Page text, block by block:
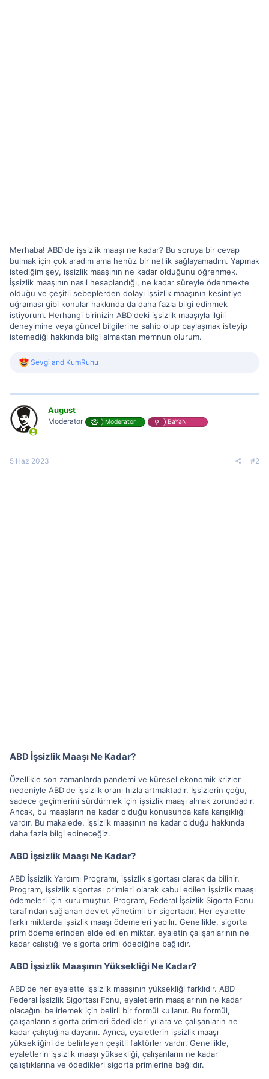
Merhaba! ABD'de işsizlik maaşı ne kadar? Bu soruya bir cevap
bulmak için çok aradım ama henüz bir netlik sağlayamadım. Yapmak
istediğim şey, işsizlik maaşının ne kadar olduğunu öğrenmek.
İşsizlik maaşının nasıl hesaplandığı, ne kadar süreyle ödenmekte
olduğu ve çeşitli sebeplerden dolayı işsizlik maaşının kesintiye
uğraması gibi konular hakkında da daha fazla bilgi edinmek
istiyorum. Herhangi birinizin ABD'deki işsizlik maaşıyla ilgili
deneyimine veya güncel bilgilerine sahip olup paylaşmak isteyip
istemediği hakkında bilgi almaktan memnun olurum.
R
i
n
s
Sevgi and KumRuhu
August
Moderator Moderator BaYaN
5 Haz 2023 #2
ABD İşsizlik Maaşı Ne Kadar?
Özellikle son zamanlarda pandemi ve küresel ekonomik krizler
nedeniyle ABD'de işsizlik oranı hızla artmaktadır. İşsizlerin çoğu,
sadece geçimlerini sürdürmek için işsizlik maaşı almak zorundadır.
Ancak, bu maaşların ne kadar olduğu konusunda kafa karışıklığı
vardır. Bu makalede, işsizlik maaşının ne kadar olduğu hakkında
daha fazla bilgi edineceğiz.
ABD İşsizlik Maaşı Ne Kadar?
ABD İşsizlik Yardımı Programı, işsizlik sigortası olarak da bilinir.
Program, işsizlik sigortası primleri olarak kabul edilen işsizlik maaşı
ödemeleri için kurulmuştur. Program, Federal İşsizlik Sigorta Fonu
tarafından sağlanan devlet yönetimli bir sigortadır. Her eyalette
farklı miktarda işsizlik maaşı ödemeleri yapılır. Genellikle, sigorta
prim ödemelerinden elde edilen miktar, eyaletin çalışanlarının ne
kadar çalıştığı ve sigorta primi ödediğine bağlıdır.
ABD İşsizlik Maaşının Yüksekliği Ne Kadar?
ABD'de her eyalette işsizlik maaşının yüksekliği farklıdır. ABD
Federal İşsizlik Sigortası Fonu, eyaletlerin maaşlarının ne kadar
olacağını belirlemek için belirli bir formül kullanır. Bu formül,
çalışanların sigorta primleri ödedikleri yıllara ve çalışanların ne
kadar çalıştığına dayanır. Ayrıca, eyaletlerin işsizlik maaşı
yüksekliğini de belirleyen çeşitli faktörler vardır. Genellikle,
eyaletlerin işsizlik maaşı yüksekliği, çalışanların ne kadar
çalıştıklarına ve ödedikleri sigorta primlerine bağlıdır.